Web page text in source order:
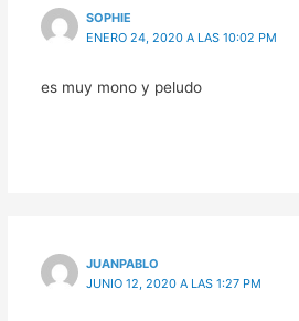
SOPHIE
ENERO 24, 2020 A LAS 10:02 PM
es muy mono y peludo
JUANPABLO
JUNIO 12, 2020 A LAS 1:27 PM